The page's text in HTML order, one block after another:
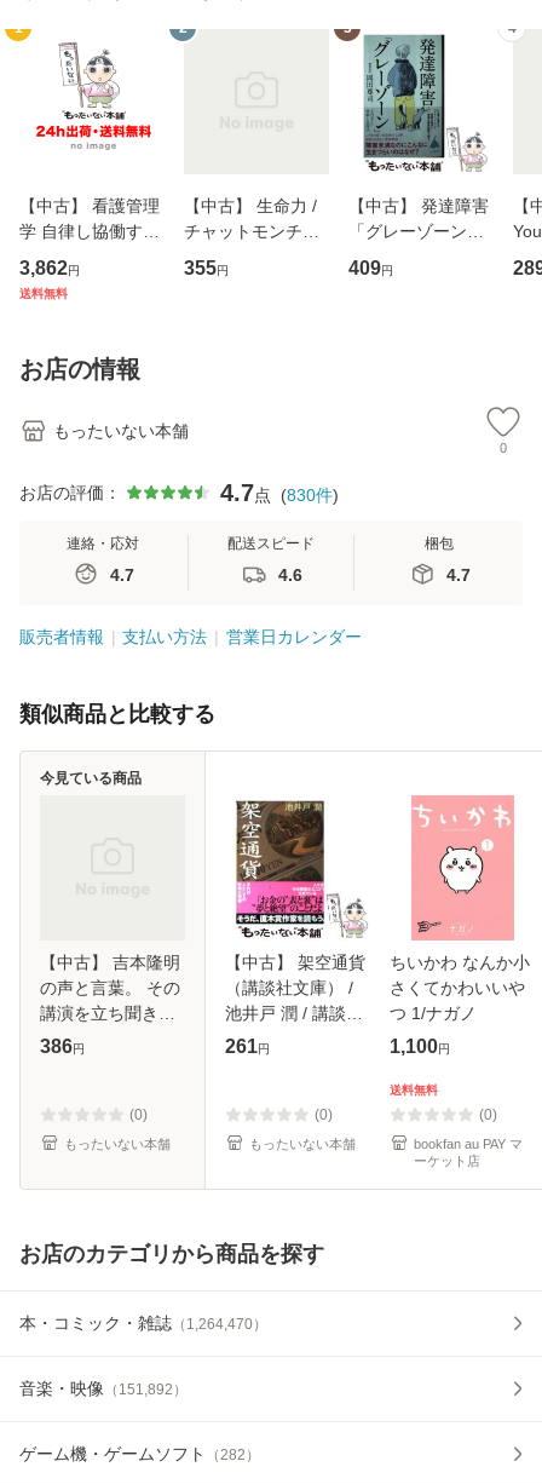
1
【中古】 看護管理
学 自律し協働する
専門職の看護マネ
ジメントスキル 改
恵 藤本幸三 / 南江
堂 [単行
3,862円
送料無料
2
【中古】 生命力 /
チャットモンチー /
キューンレコード
[CD]【メール便送
355円
3
【中古】 発達障害
「グレーゾーン」
その正しい理解と
克服法 (SB新書 57
409円
4
【
のが
お店の情報
もったいない本舗
0
お店の評価： 4.7点 (830件)
連絡・応対
4.7
配送スピード
4.6
梱包
4.7
販売者情報 支払い方法 営業日カレンダー
類似商品と比較する
【中古】 吉本隆明
の声と言葉。 その
講演を立ち聞きす
る74分 (Hobonichi
京糸井重里事務所
[ハードカバ
386円
(0)
もったいない本舗
今見ている商品
【中古】 架空通貨
（講談社文庫） /
池井戸 潤 / 講談社
[文庫]【メール便送
261円
(0)
もったいない本舗
ちいかわ なんか小
さくてかわいいや
つ 1/ナガノ
1,100円
送料無料
(0)
bookfan au PAY マ
ーケット店
お店のカテゴリから商品を探す
本・コミック・雑誌 （ 1,264,470）
音楽・映像 （ 151,892 ）
ゲーム機・ゲームソフト （282 ）